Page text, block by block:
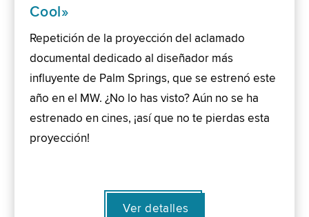
Cool»
Repetición de la proyección del aclamado
documental dedicado al diseñador más
influyente de Palm Springs, que se estrenó este
año en el MW. ¿No lo has visto? Aún no se ha
estrenado en cines, ¡así que no te pierdas esta
proyección!
Ver detalles